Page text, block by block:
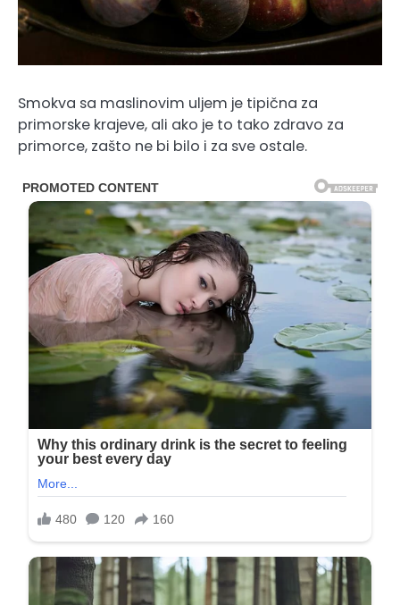
Smokva sa maslinovim uljem je tipična za
primorske krajeve, ali ako je to tako zdravo za
primorce, zašto ne bi bilo i za sve ostale.